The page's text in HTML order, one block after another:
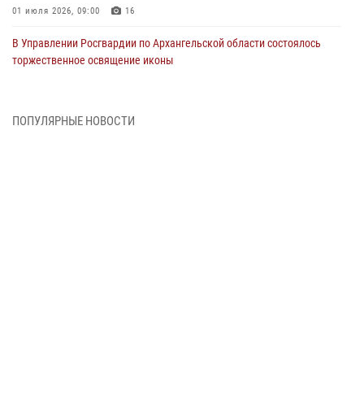
01 июля 2026, 09:00 16
В Управлении Росгвардии по Архангельской области состоялось
торжественное освящение иконы
Военнослужащие по призыву из Архангельской области приняли
ПОПУЛЯРНЫЕ НОВОСТИ